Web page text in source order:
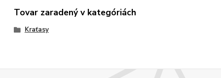
Tovar zaradený v kategóriách
Kraťasy